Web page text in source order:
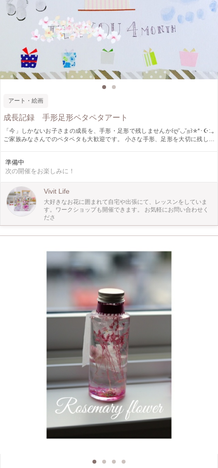
アート・絵画
成長記録 手形足形ペタペタアート
「今」しかないお子さまの成長を、手形・足形で残しませんか꒰ღ˘◡︎˘ற꒱✯︎*･☪︎:.｡
ご家族みなさんでのペタペタも大歓迎です。 小さな手形、足形を大切に残して
準備中
次の開催をお楽しみに！
Vivit Life
大好きなお花に囲まれて自宅や出張にて、レッスンをしていま
す。ワークショップも開催できます。 お気軽にお問い合わせく
ださ